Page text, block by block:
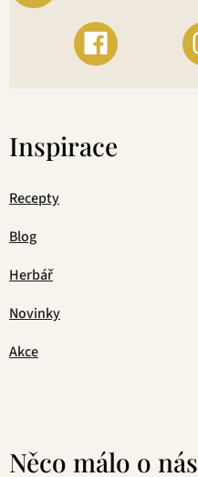
Inspirace
Recepty
Blog
Herbář
Novinky
Akce
Něco málo o nás